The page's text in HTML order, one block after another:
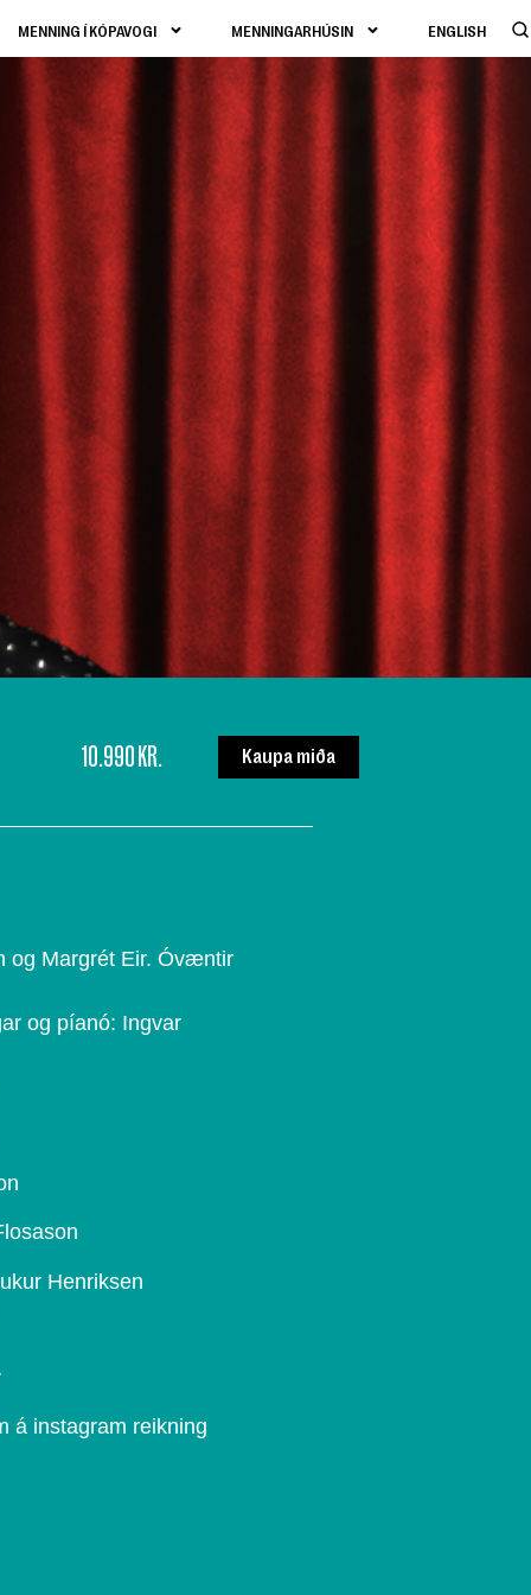
MENNING Í KÓPAVOGI MENNINGARHÚSIN ENGLISH
10.990 KR. Kaupa miða
og Margrét Eir. Óvæntir
og píanó: Ingvar
Henriksen
á instagram reikning